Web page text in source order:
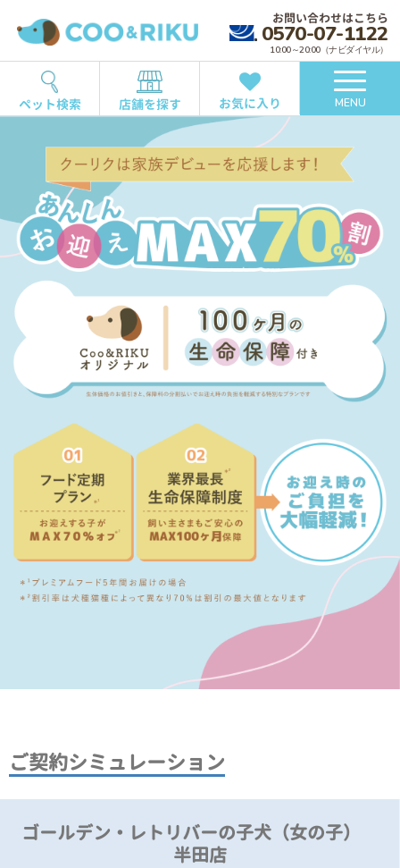
お問い合わせはこちら
0570-07-1122
10:00～20:00（ナビダイヤル）
ペット検索 店舗を探す お気に入り MENU
ご契約シミュレーション
ゴールデン・レトリバーの子犬（女の子）
半田店